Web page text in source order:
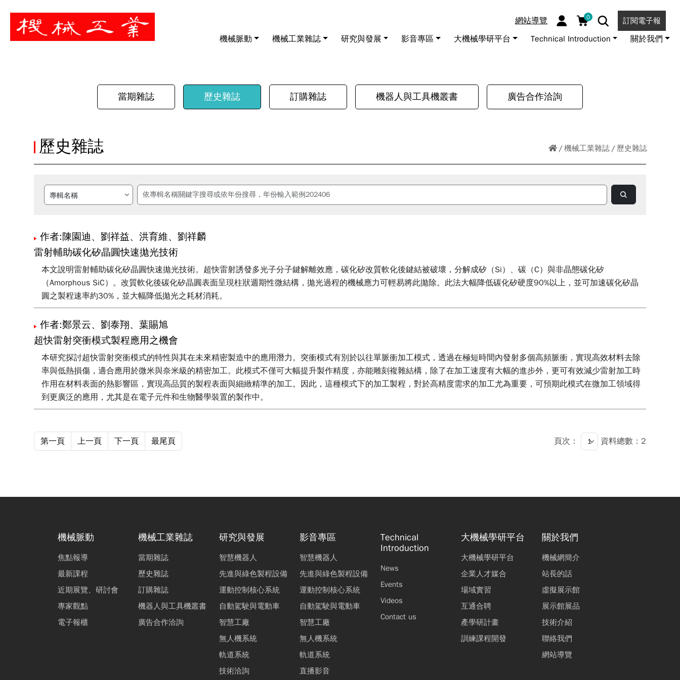
網站導覽 0 訂閱電子報
機械脈動 機械工業雜誌 研究與發展 影音專區 大機械學研平台 Technical Introduction 關於我們
暫停
當期雜誌 歷史雜誌 訂購雜誌 機器人與工具機叢書 廣告合作洽詢
機械工業雜誌 歷史雜誌
歷史雜誌
作者:陳園迪、劉祥益、洪育維、劉祥麟
雷射輔助碳化矽晶圓快速拋光技術
本文說明雷射輔助碳化矽晶圓快速拋光技術。超快雷射誘發多光子分子鍵解離效應，碳化矽改質軟化後鍵結被破壞，分解成矽（Si）、碳（C）與非晶態碳化矽
（Amorphous SiC）。改質軟化後碳化矽晶圓表面呈現柱狀週期性微結構，拋光過程的機械應力可輕易將此拋除。此法大幅降低碳化矽硬度90%以上，並可加速碳化矽晶
圓之製程速率約30%，並大幅降低拋光之耗材消耗。
作者:鄭景云、劉泰翔、葉賜旭
超快雷射突衝模式製程應用之機會
本研究探討超快雷射突衝模式的特性與其在未來精密製造中的應用潛力。突衝模式有別於以往單脈衝加工模式，透過在極短時間內發射多個高頻脈衝，實現高效材料去除
率與低熱損傷，適合應用於微米與奈米級的精密加工。此模式不僅可大幅提升製作精度，亦能雕刻複雜結構，除了在加工速度有大幅的進步外，更可有效減少雷射加工時
作用在材料表面的熱影響區，實現高品質的製程表面與細緻精準的加工。因此，這種模式下的加工製程，對於高精度需求的加工尤為重要，可預期此模式在微加工領域得
到更廣泛的應用，尤其是在電子元件和生物醫學裝置的製作中。
第一頁 上一頁 下一頁 最尾頁 頁次： 資料總數：2
機械脈動
焦點報導
最新課程
近期展覽、研討會
專家觀點
電子報櫃
機械工業雜誌
當期雜誌
歷史雜誌
訂購雜誌
機器人與工具機叢書
廣告合作洽詢
研究與發展
智慧機器人
先進與綠色製程設備
運動控制核心系統
自動駕駛與電動車
智慧工廠
無人機系統
軌道系統
技術洽詢
影音專區
智慧機器人
先進與綠色製程設備
運動控制核心系統
自動駕駛與電動車
智慧工廠
無人機系統
軌道系統
直播影音
Technical
Introduction
News
Events
Videos
Contact us
大機械學研平台
大機械學研平台
企業人才媒合
場域實習
互通合聘
產學研計畫
訓練課程開發
關於我們
機械網簡介
站長的話
虛擬展示館
展示館展品
技術介紹
聯絡我們
網站導覽